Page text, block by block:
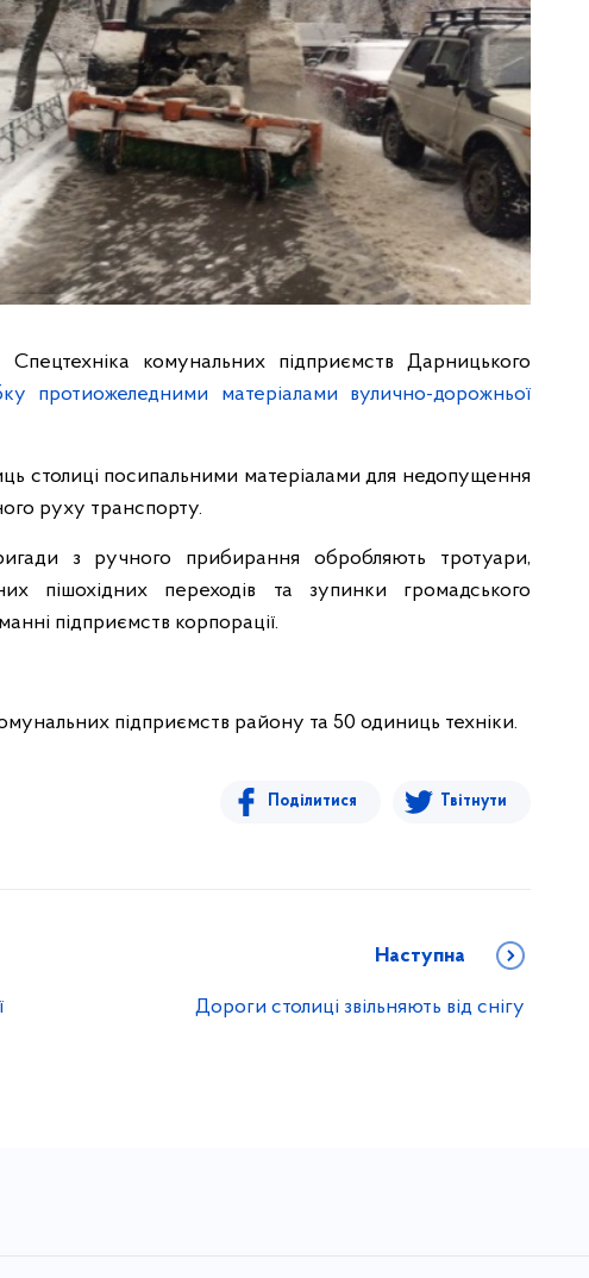
комунальних підприємств Дарницького
протиожеледними матеріалами вулично-дорожньої
столиці посипальними матеріалами для недопущення
руху транспорту.
з ручного прибирання обробляють тротуари,
пішохідних переходів та зупинки громадського
підприємств корпорації.
підприємств району та 50 одиниць техніки.
Поділитися Твітнути
Наступна
Дороги столиці звільняють від снігу